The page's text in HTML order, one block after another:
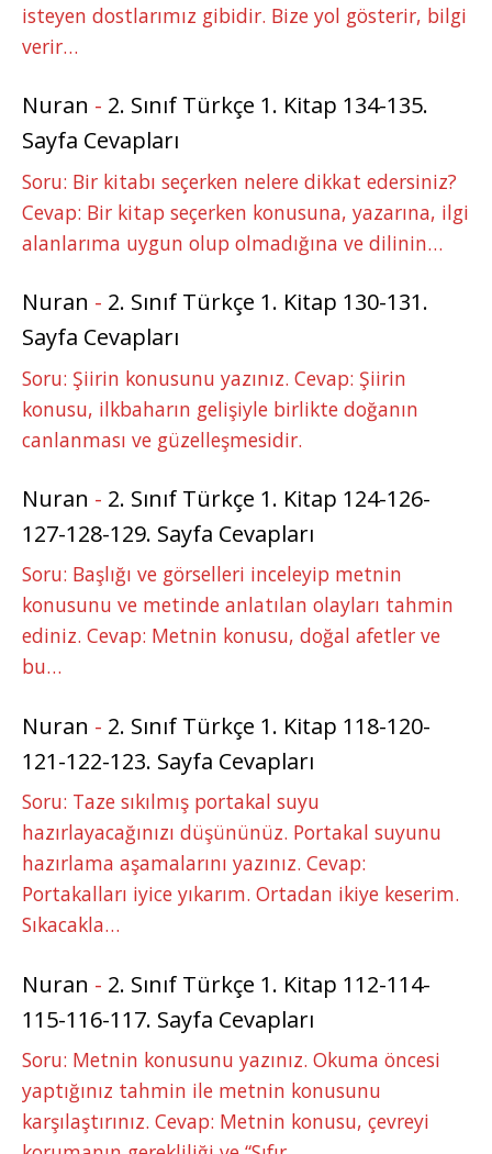
isteyen dostlarımız gibidir. Bize yol gösterir, bilgi
verir…
Nuran - 2. Sınıf Türkçe 1. Kitap 134-135.
Sayfa Cevapları
Soru: Bir kitabı seçerken nelere dikkat edersiniz?
Cevap: Bir kitap seçerken konusuna, yazarına, ilgi
alanlarıma uygun olup olmadığına ve dilinin…
Nuran - 2. Sınıf Türkçe 1. Kitap 130-131.
Sayfa Cevapları
Soru: Şiirin konusunu yazınız. Cevap: Şiirin
konusu, ilkbaharın gelişiyle birlikte doğanın
canlanması ve güzelleşmesidir.
Nuran - 2. Sınıf Türkçe 1. Kitap 124-126-
127-128-129. Sayfa Cevapları
Soru: Başlığı ve görselleri inceleyip metnin
konusunu ve metinde anlatılan olayları tahmin
ediniz. Cevap: Metnin konusu, doğal afetler ve
bu…
Nuran - 2. Sınıf Türkçe 1. Kitap 118-120-
121-122-123. Sayfa Cevapları
Soru: Taze sıkılmış portakal suyu
hazırlayacağınızı düşününüz. Portakal suyunu
hazırlama aşamalarını yazınız. Cevap:
Portakalları iyice yıkarım. Ortadan ikiye keserim.
Sıkacakla…
Nuran - 2. Sınıf Türkçe 1. Kitap 112-114-
115-116-117. Sayfa Cevapları
Soru: Metnin konusunu yazınız. Okuma öncesi
yaptığınız tahmin ile metnin konusunu
karşılaştırınız. Cevap: Metnin konusu, çevreyi